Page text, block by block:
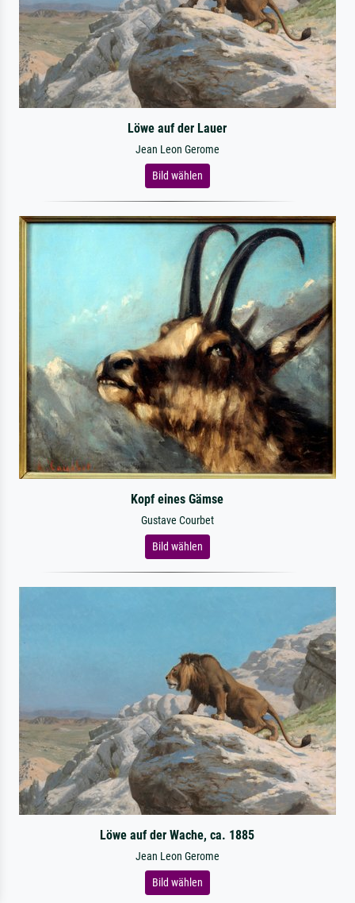
Löwe auf der Lauer
Jean Leon Gerome
Bild wählen
Kopf eines Gämse
Gustave Courbet
Bild wählen
Löwe auf der Wache, ca. 1885
Jean Leon Gerome
Bild wählen